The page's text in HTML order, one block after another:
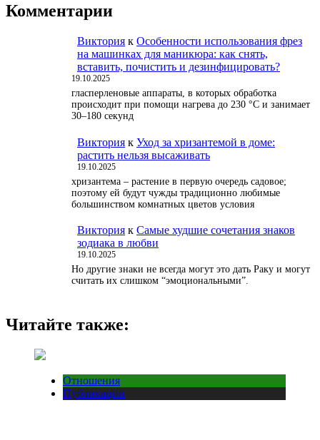
Комментарии
Виктория к Особенности использования фрез
на машинках для маникюра: как снять,
вставить, почистить и дезинфицировать?
19.10.2025
гласперленовые аппараты, в которых обработка
происходит при помощи нагрева до 230 °С и занимает
30–180 секунд
Виктория к Уход за хризантемой в доме:
растить нельзя высаживать
19.10.2025
хризантема – растение в первую очередь садовое;
поэтому ей будут чужды традиционно любимые
большинством комнатных цветов условия
Виктория к Самые худшие сочетания знаков
зодиака в любви
19.10.2025
Но другие знаки не всегда могут это дать Раку и могут
считать их слишком “эмоциональными”.
Читайте также:
Отношения
Публикации